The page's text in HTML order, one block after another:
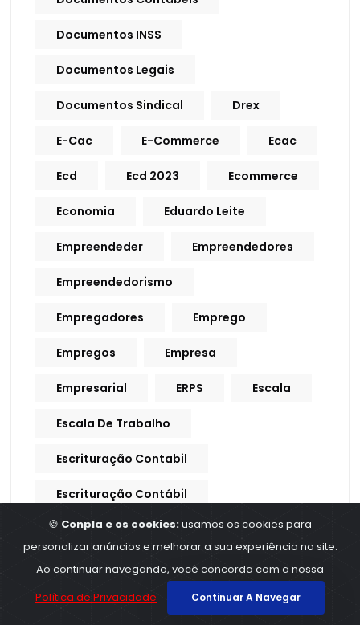
Documentos INSS
Documentos Legais
Documentos Sindical Drex
E-Cac E-Commerce Ecac
Ecd Ecd 2023 Ecommerce
Economia Eduardo Leite
Empreendeder Empreendedores
Empreendedorismo
Empregadores Emprego
Empregos Empresa
Empresarial ERPS Escala
Escala De Trabalho
Escrituração Contabil
Escrituração Contábil
Escrituração De Crédito
Escrituração Fiscal Esocial
Estados Estoque
🍪 Conpla e os cookies:usamos os cookies para
personalizar anúncios e melhorar a sua experiência no site.
Ao continuar navegando, você concorda com a nossa
Política de Privacidade
Continuar A Navegar